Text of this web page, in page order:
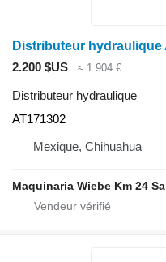
2.200 $US ≈ 1.904 €
Distributeur hydraulique
AT171302
Mexique, Chihuahua
Maquinaria Wiebe Km 24 Sa